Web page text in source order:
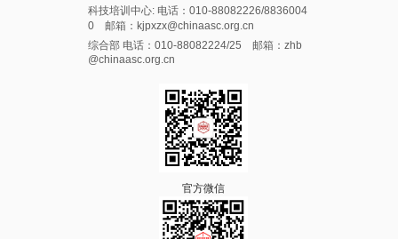
科技培训中心: 电话：010-88082226/8836004
0 邮箱：kjpxzx@chinaasc.org.cn
综合部 电话：010-88082224/25 邮箱：zhb
@chinaasc.org.cn
官方微信